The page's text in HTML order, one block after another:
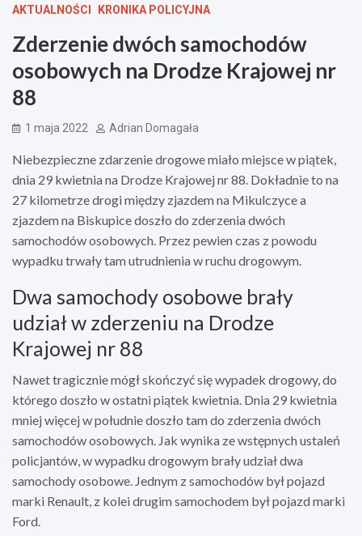
AKTUALNOŚCI KRONIKA POLICYJNA
Zderzenie dwóch samochodów
osobowych na Drodze Krajowej nr
88
1 maja 2022 Adrian Domagała
Niebezpieczne zdarzenie drogowe miało miejsce w piątek,
dnia 29 kwietnia na Drodze Krajowej nr 88. Dokładnie to na
27 kilometrze drogi między zjazdem na Mikulczyce a
zjazdem na Biskupice doszło do zderzenia dwóch
samochodów osobowych. Przez pewien czas z powodu
wypadku trwały tam utrudnienia w ruchu drogowym.
Dwa samochody osobowe brały
udział w zderzeniu na Drodze
Krajowej nr 88
Nawet tragicznie mógł skończyć się wypadek drogowy, do
którego doszło w ostatni piątek kwietnia. Dnia 29 kwietnia
mniej więcej w południe doszło tam do zderzenia dwóch
samochodów osobowych. Jak wynika ze wstępnych ustaleń
policjantów, w wypadku drogowym brały udział dwa
samochody osobowe. Jednym z samochodów był pojazd
marki Renault, z kolei drugim samochodem był pojazd marki
Ford.